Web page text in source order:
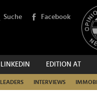
Suche Facebook
LINKEDIN EDITION AT
LEADERS INTERVIEWS
SUCHEN